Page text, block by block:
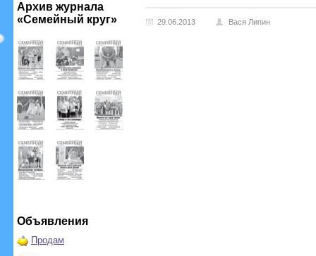
Архив журнала
«Семейный круг»
Объявления
Продам
29.06.2013 Вася Липин